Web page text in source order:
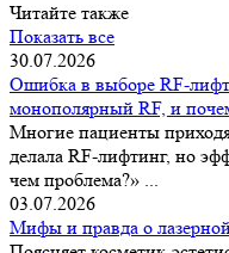
Читайте также
Показать все
30.07.2026
Ошибка в выборе RF-
монополярный RF, и
Многие пациенты
делала RF-лифтинг, но
чем проблема?» ...
03.07.2026
Мифы и правда о